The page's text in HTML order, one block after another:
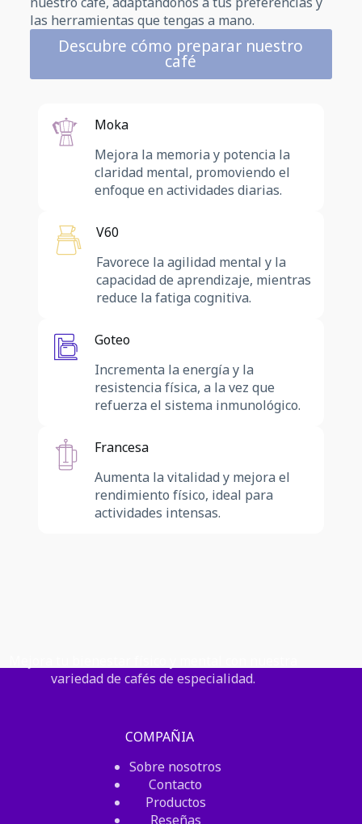
las herramientas que tengas a mano.
Descubre cómo preparar nuestro
café
Moka
Mejora la memoria y potencia la
claridad mental, promoviendo el
enfoque en actividades diarias.
V60
Favorece la agilidad mental y la
capacidad de aprendizaje, mientras
reduce la fatiga cognitiva.
Goteo
Incrementa la energía y la
resistencia física, a la vez que
refuerza el sistema inmunológico.
Francesa
Aumenta la vitalidad y mejora el
rendimiento físico, ideal para
actividades intensas.
variedad de cafés de especialidad.
COMPAÑIA
Sobre nosotros
Contacto
Productos
Reseñas